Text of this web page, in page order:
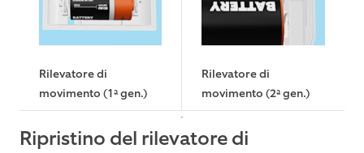
Rilevatore di
movimento (1ª gen.)
Rilevatore di
movimento (2ª gen.)
Ripristino del rilevatore di